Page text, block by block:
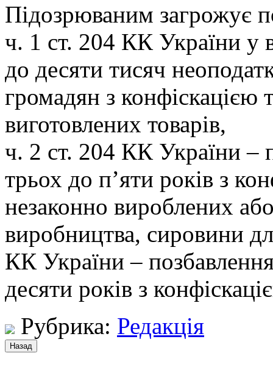
Підозрюваним загрожує
ч. 1 ст. 204 КК України у
до десяти тисяч
громадян з
виготовлених товарів,
ч. 2 ст. 204 КК України –
трьох до п’яти років з
незаконно вироблених
виробництва, сировини
КК України –
десяти років з
Рубрика: Редакція